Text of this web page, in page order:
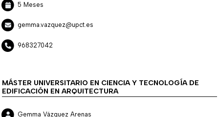
5 Meses
gemma.vazquez@upct.es
968327042
MÁSTER UNIVERSITARIO EN CIENCIA Y TECNOLOGÍA DE
EDIFICACIÓN EN ARQUITECTURA
Gemma Vázquez Arenas